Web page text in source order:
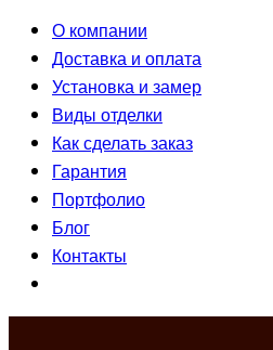
О компании
Доставка и оплата
Установка и замер
Виды отделки
Как сделать заказ
Гарантия
Портфолио
Блог
Контакты